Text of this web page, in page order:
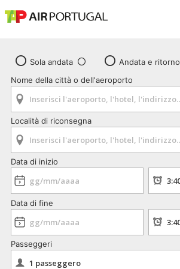
Sola andata
Andata e ritorno
Nome della città o dell'aeroporto
Località di riconsegna
Data di inizio
Data di fine
Passeggeri